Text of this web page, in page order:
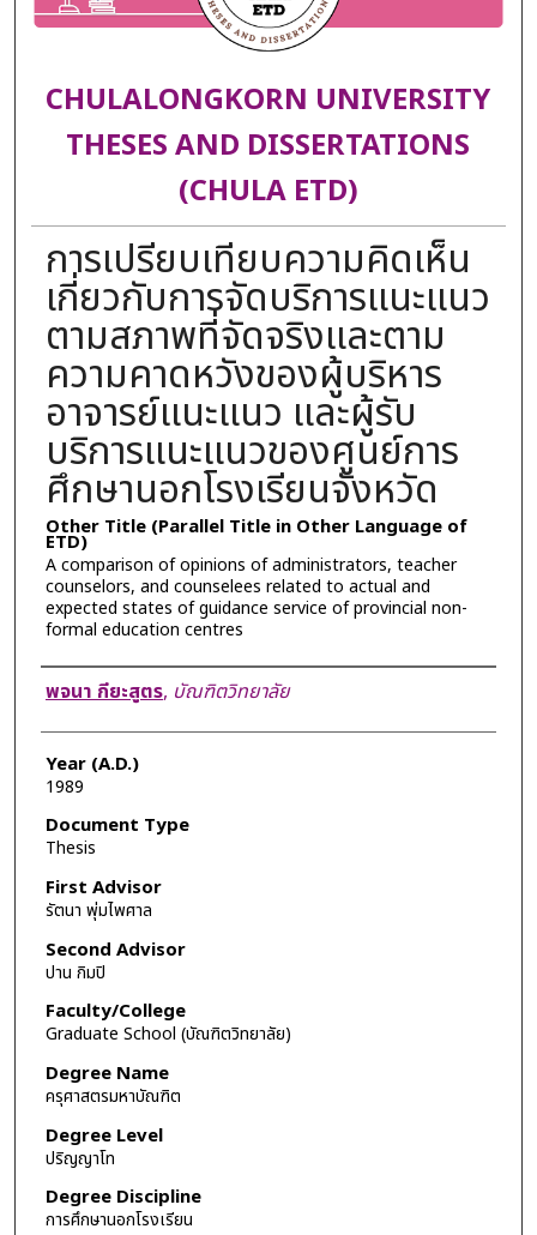
CHULALONGKORN UNIVERSITY
THESES AND DISSERTATIONS
(CHULA ETD)
การเปรียบเทียบความคิดเห็น
เกี่ยวกับการจัดบริการแนะแนว
ตามสภาพที่จัดจริงและตาม
ความคาดหวังของผู้บริหาร
อาจารย์แนะแนว และผู้รับ
บริการแนะแนวของศูนย์การ
ศึกษานอกโรงเรียนจังหวัด
Other Title (Parallel Title in Other Language of
ETD)
A comparison of opinions of administrators, teacher
counselors, and counselees related to actual and
expected states of guidance service of provincial non-
formal education centres
Author
พจนา กียะสูตร, บัณฑิตวิทยาลัย
Year (A.D.)
1989
Document Type
Thesis
First Advisor
รัตนา พุ่มไพศาล
Second Advisor
ปาน กิมปิ
Faculty/College
Graduate School (บัณฑิตวิทยาลัย)
Degree Name
ครุศาสตรมหาบัณฑิต
Degree Level
ปริญญาโท
Degree Discipline
การศึกษานอกโรงเรียน